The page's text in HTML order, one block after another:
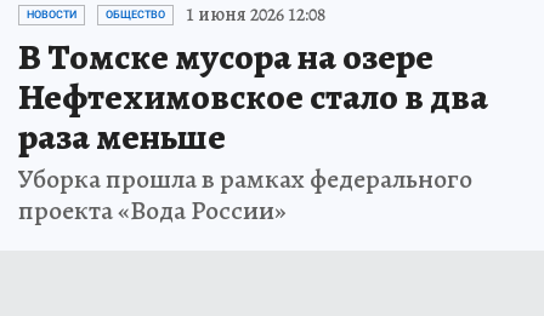
НОВОСТИ ОБЩЕСТВО 1 июня 2026 12:08
В Томске мусора на озере
Нефтехимовское стало в два
раза меньше
Уборка прошла в рамках федерального
проекта «Вода России»